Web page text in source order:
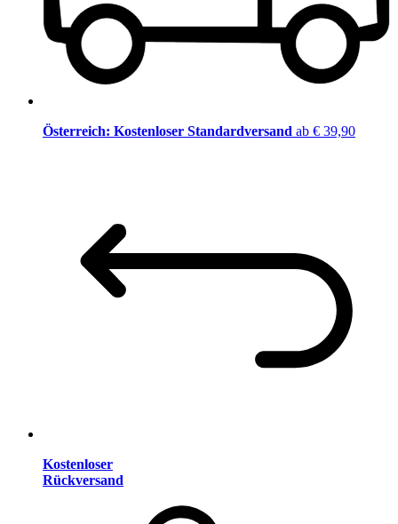
Österreich: Kostenloser Standardversand ab € 39,90
Kostenloser
Rückversand